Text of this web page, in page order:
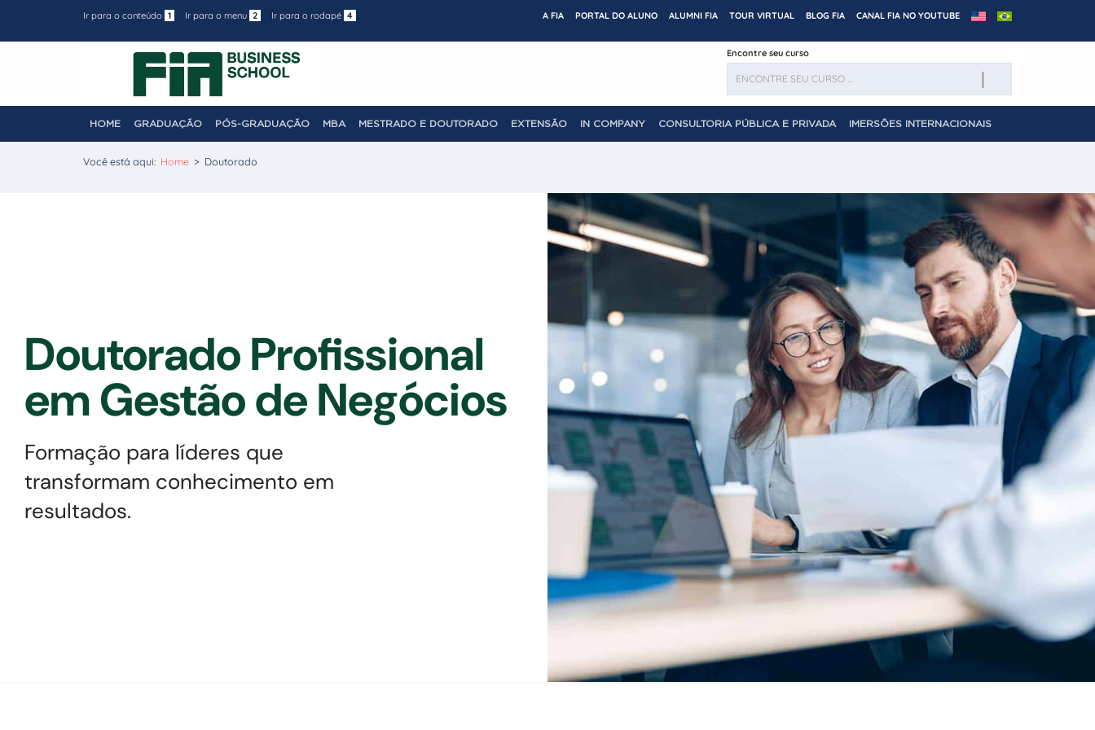
Ir para o conteúdo 1 Ir para o menu 2 Ir para o rodapé 4 A FIA PORTAL DO ALUNO ALUMNI FIA TOUR VIRTUAL BLOG FIA CANAL FIA NO YOUTUBE
Encontre seu curso
HOME GRADUAÇÃO PÓS-GRADUAÇÃO MBA MESTRADO E DOUTORADO EXTENSÃO IN COMPANY CONSULTORIA PÚBLICA E PRIVADA IMERSÕES INTERNACIONAIS
Você está aqui: Home > Doutorado
Doutorado Profissional
em Gestão de Negócios
Formação para líderes que
transformam conhecimento em
resultados.